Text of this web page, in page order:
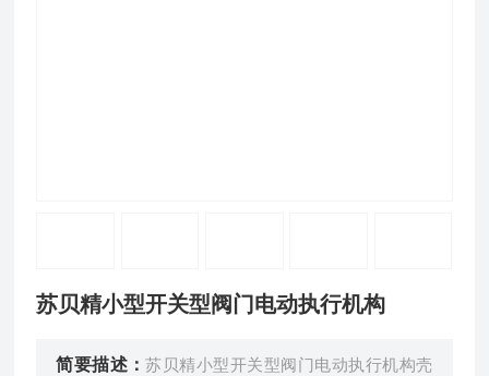
苏贝精小型开关型阀门电动执行机构
简要描述：苏贝精小型开关型阀门电动执行机构壳